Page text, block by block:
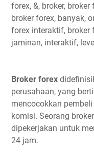
forex, &, broker,
broker forex, banyak,
forex interaktif, broker
jaminan, interaktif,
Broker forex
perusahaan, yang
mencocokkan
komisi. Seorang
dipekerjakan untuk
24 jam.